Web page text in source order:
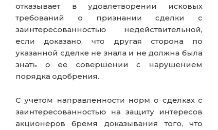
отказывает в удовлетворении исковых
требований о признании сделки с
заинтересованностью недействительной,
если доказано, что другая сторона по
указанной сделке не знала и не должна была
знать о ее совершении с нарушением
порядка одобрения.
С учетом направленности норм о сделках с
заинтересованностью на защиту интересов
акционеров бремя доказывания того, что